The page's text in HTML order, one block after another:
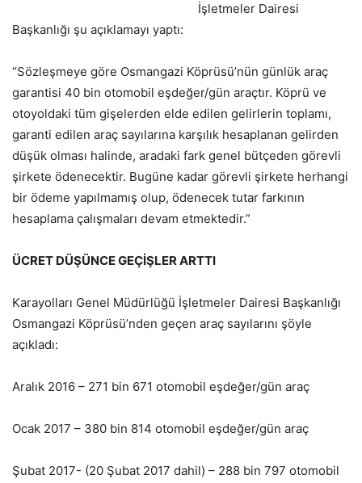
İşletmeler Dairesi
Başkanlığı şu açıklamayı yaptı:
“Sözleşmeye göre Osmangazi Köprüsü’nün günlük araç
garantisi 40 bin otomobil eşdeğer/gün araçtır. Köprü ve
otoyoldaki tüm gişelerden elde edilen gelirlerin toplamı,
garanti edilen araç sayılarına karşılık hesaplanan gelirden
düşük olması halinde, aradaki fark genel bütçeden görevli
şirkete ödenecektir. Bugüne kadar görevli şirkete herhangi
bir ödeme yapılmamış olup, ödenecek tutar farkının
hesaplama çalışmaları devam etmektedir.”
ÜCRET DÜŞÜNCE GEÇİŞLER ARTTI
Karayolları Genel Müdürlüğü İşletmeler Dairesi Başkanlığı
Osmangazi Köprüsü’nden geçen araç sayılarını şöyle
açıkladı:
Aralık 2016 – 271 bin 671 otomobil eşdeğer/gün araç
Ocak 2017 – 380 bin 814 otomobil eşdeğer/gün araç
Şubat 2017- (20 Şubat 2017 dahil) – 288 bin 797 otomobil